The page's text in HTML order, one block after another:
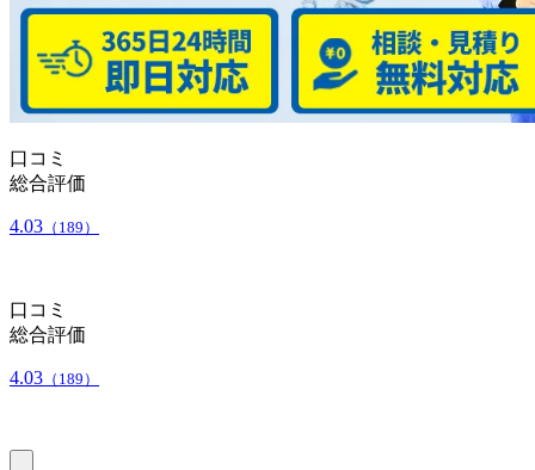
口コミ
総合評価
4.03 （189）
口コミ
総合評価
4.03 （189）